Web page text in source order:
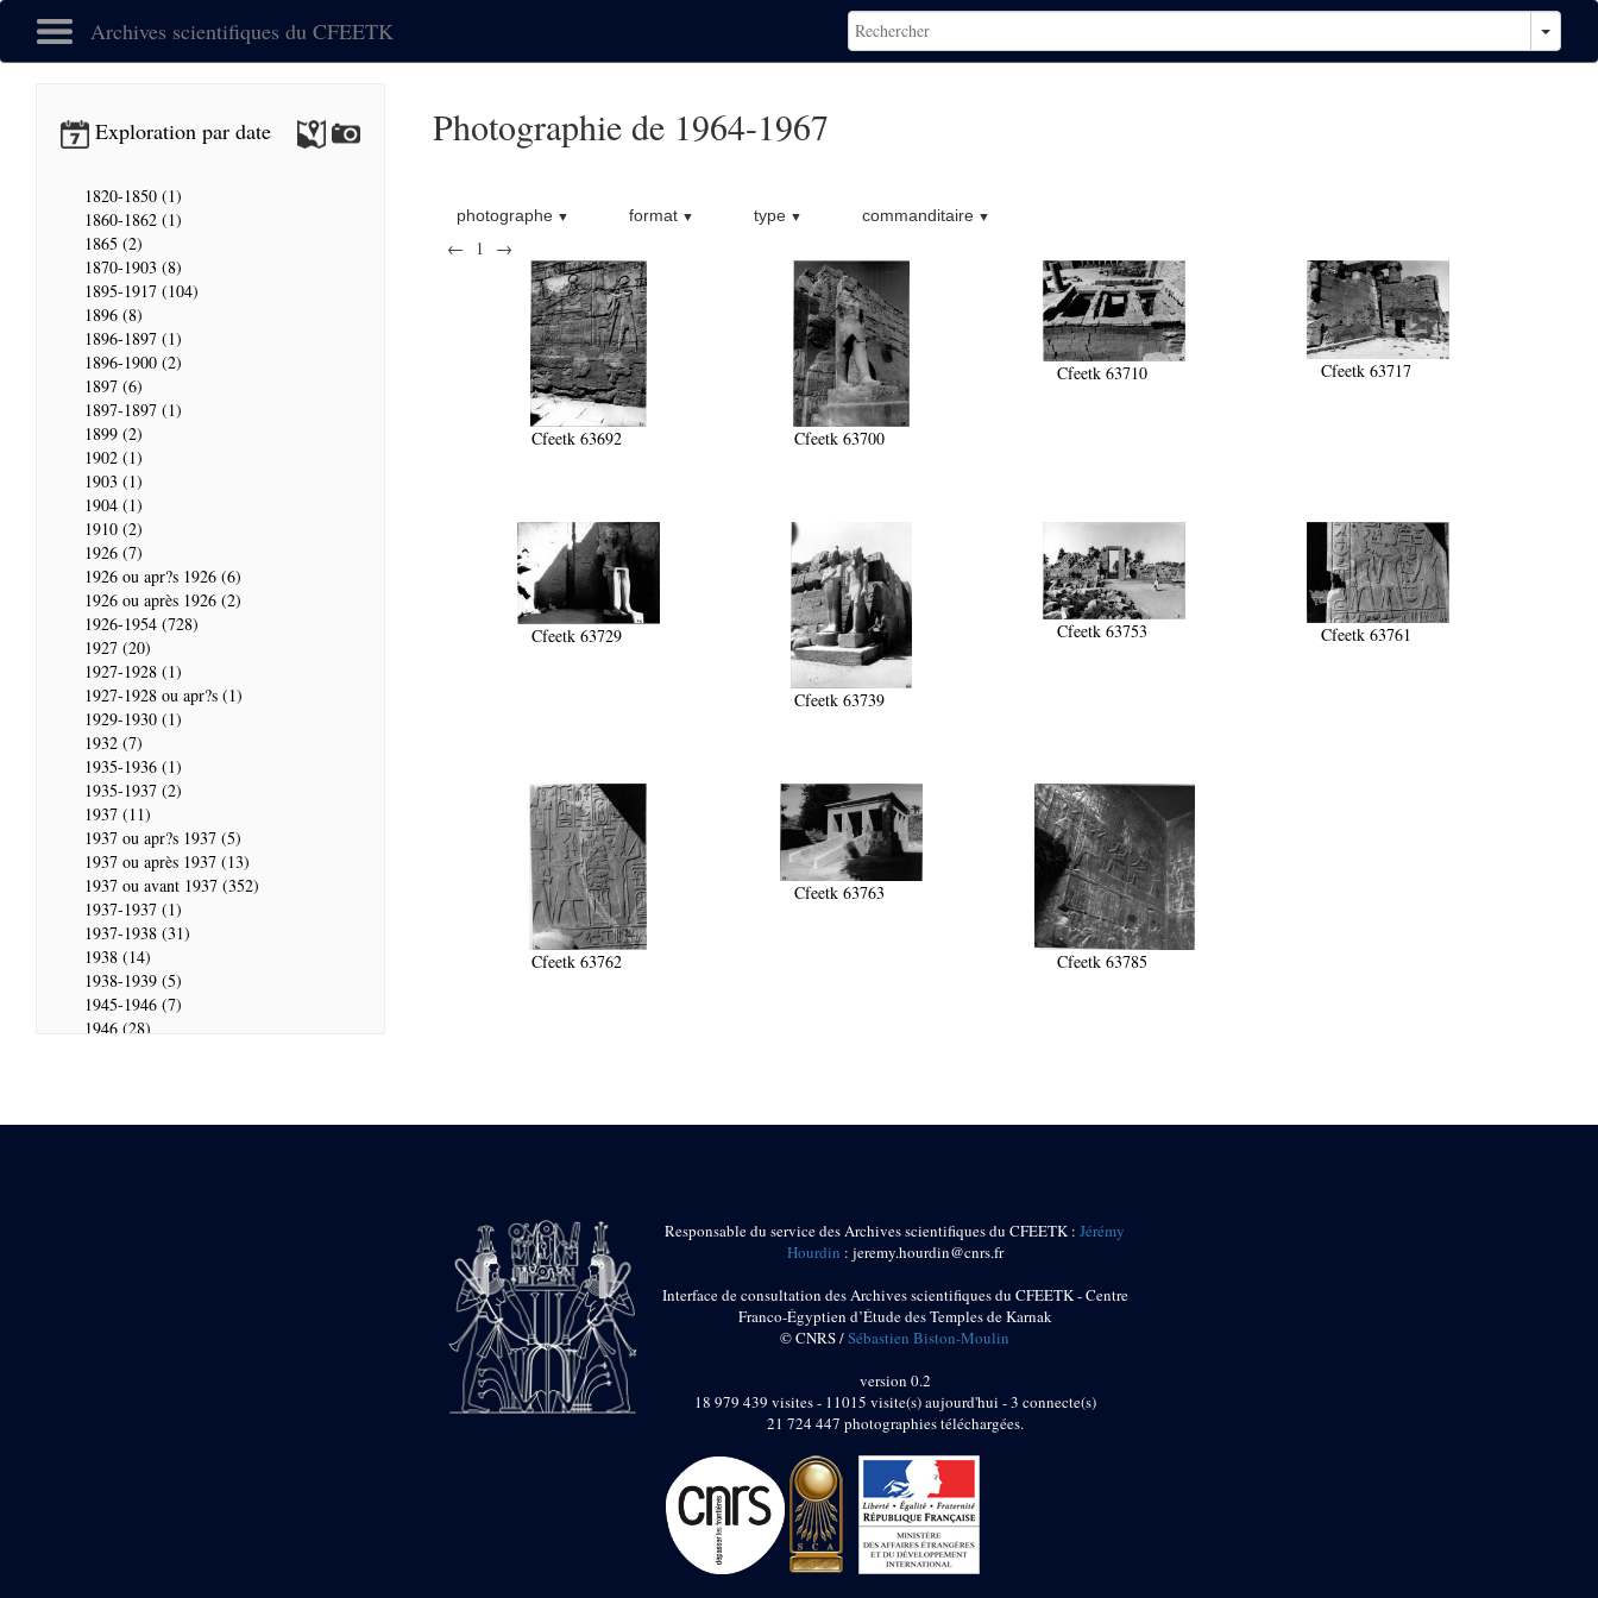
Archives scientifiques du CFEETK
Exploration par date
1820-1850 (1)
1860-1862 (1)
1865 (2)
1870-1903 (8)
1895-1917 (104)
1896 (8)
1896-1897 (1)
1896-1900 (2)
1897 (6)
1897-1897 (1)
1899 (2)
1902 (1)
1903 (1)
1904 (1)
1910 (2)
1926 (7)
1926 ou apr?s 1926 (6)
1926 ou après 1926 (2)
1926-1954 (728)
1927 (20)
1927-1928 (1)
1927-1928 ou apr?s (1)
1929-1930 (1)
1932 (7)
1935-1936 (1)
1935-1937 (2)
1937 (11)
1937 ou apr?s 1937 (5)
1937 ou après 1937 (13)
1937 ou avant 1937 (352)
1937-1937 (1)
1937-1938 (31)
1938 (14)
1938-1939 (5)
1945-1946 (7)
1946 (28)
1947-1952 (255)
Photographie de 1964-1967
photographe format type commanditaire
← 1 →
Cfeetk 63692 Cfeetk 63700
Cfeetk 63710 Cfeetk 63717
Cfeetk 63729
Cfeetk 63739
Cfeetk 63753 Cfeetk 63761
Cfeetk 63762
Cfeetk 63763
Cfeetk 63785
Responsable du service des Archives scientifiques du CFEETK :Jérémy
Hourdin : jeremy.hourdin@cnrs.fr
Interface de consultation des Archives scientifiques du CFEETK - Centre
Franco-Égyptien d’Étude des Temples de Karnak
© CNRS /Sébastien Biston-Moulin
version 0.2
18 979 439 visites - 11015 visite(s) aujourd'hui - 3 connecte(s)
21 724 447 photographies téléchargées.